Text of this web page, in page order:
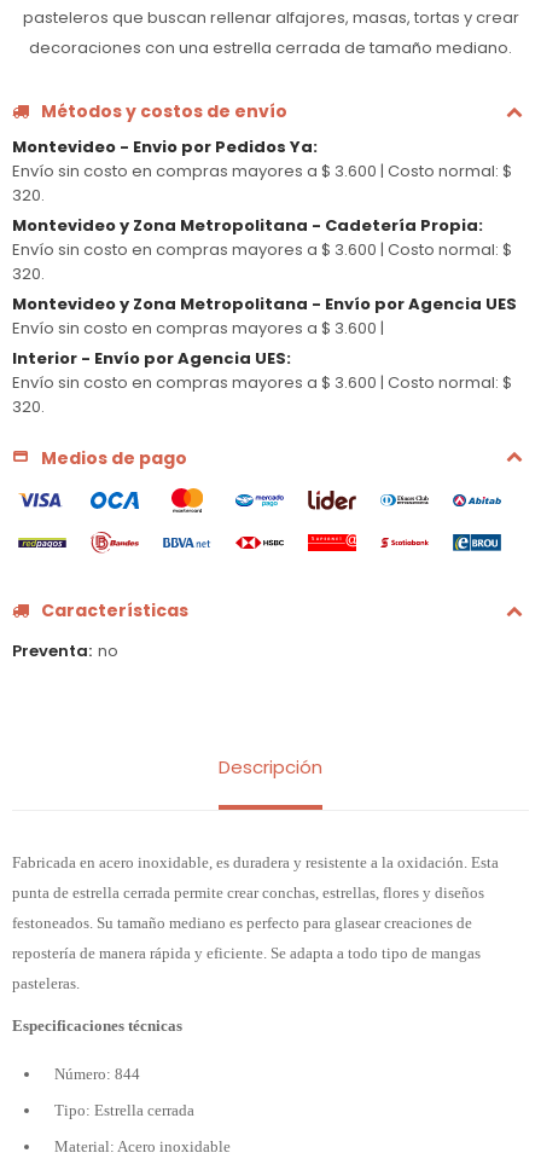
pasteleros que buscan rellenar alfajores, masas, tortas y crear
decoraciones con una estrella cerrada de tamaño mediano.
Métodos y costos de envío
Montevideo - Envio por Pedidos Ya:
Envío sin costo en compras mayores a $ 3.600 | Costo normal: $
320.
Montevideo y Zona Metropolitana - Cadetería Propia:
Envío sin costo en compras mayores a $ 3.600 | Costo normal: $
320.
Montevideo y Zona Metropolitana - Envío por Agencia UES
Envío sin costo en compras mayores a $ 3.600 |
Interior - Envío por Agencia UES:
Envío sin costo en compras mayores a $ 3.600 | Costo normal: $
320.
Medios de pago
Características
Preventa no
Descripción
Fabricada en acero inoxidable, es duradera y resistente a la oxidación. Esta
punta de estrella cerrada permite crear conchas, estrellas, flores y diseños
festoneados. Su tamaño mediano es perfecto para glasear creaciones de
repostería de manera rápida y eficiente. Se adapta a todo tipo de mangas
pasteleras.
Especificaciones técnicas
Número: 844
Tipo: Estrella cerrada
Material: Acero inoxidable